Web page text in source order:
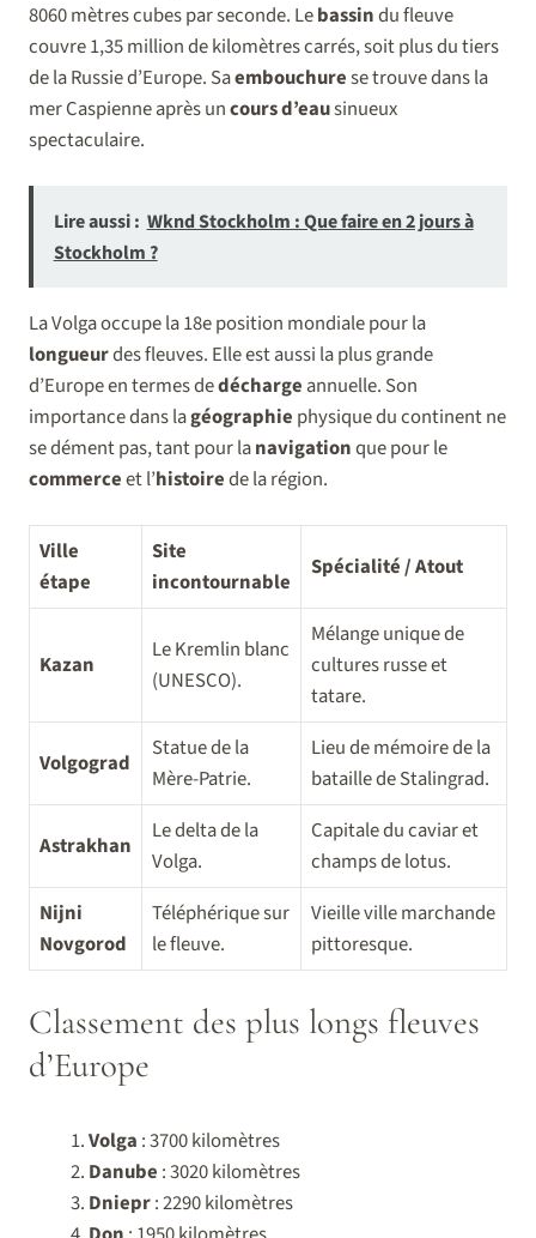
8060 mètres cubes par seconde. Lebassindu fleuve
couvre 1,35 million de kilomètres carrés, soit plus du tiers
de la Russie d’Europe. Saembouchurese trouve dans la
mer Caspienne après uncours d’eausinueux
spectaculaire.
Lire aussi : Wknd Stockholm : Que faire en 2 jours à
Stockholm ?
La Volga occupe la 18e position mondiale pour la
longueurdes fleuves. Elle est aussi la plus grande
d’Europe en termes dedécharge annuelle. Son
importance dans lagéographie physique du continent ne
se dément pas, tant pour lanavigationque pour le
commerceet l’histoirede la région.
Ville
étape
Site
incontournable
Spécialité / Atout
Kazan
Le Kremlin blanc
(UNESCO).
Mélange unique de
cultures russe et
tatare.
Volgograd
Statue de la
Mère-Patrie.
Lieu de mémoire de la
bataille de Stalingrad.
Astrakhan
Le delta de la
Volga.
Capitale du caviar et
champs de lotus.
Nijni
Novgorod
Téléphérique sur
le fleuve.
Vieille ville marchande
pittoresque.
Classement des plus longs fleuves
d’Europe
Volga : 3700 kilomètres
Danube : 3020 kilomètres
Dniepr: 2290 kilomètres